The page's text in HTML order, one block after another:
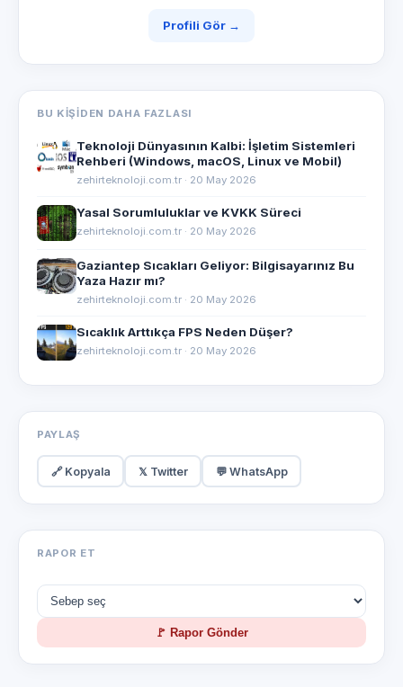
Profili Gör →
BU KIŞIDEN DAHA FAZLASI
Teknoloji Dünyasının Kalbi: İşletim Sistemleri
Rehberi (Windows, macOS, Linux ve Mobil)
zehirteknoloji.com.tr · 20 May 2026
Yasal Sorumluluklar ve KVKK Süreci
zehirteknoloji.com.tr · 20 May 2026
Gaziantep Sıcakları Geliyor: Bilgisayarınız Bu
Yaza Hazır mı?
zehirteknoloji.com.tr · 20 May 2026
Sıcaklık Arttıkça FPS Neden Düşer?
zehirteknoloji.com.tr · 20 May 2026
PAYLAŞ
🔗 Kopyala 𝕏 Twitter 💬 WhatsApp
RAPOR ET
🚩 Rapor Gönder